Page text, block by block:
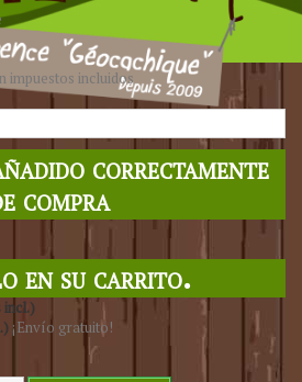
impuestos incluidos
correctamente
compra
en su carrito.
incl.)
¡Envío gratuito!